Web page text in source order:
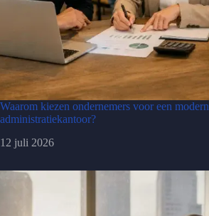
Waarom kiezen ondernemers voor een modern
administratiekantoor?
12 juli 2026